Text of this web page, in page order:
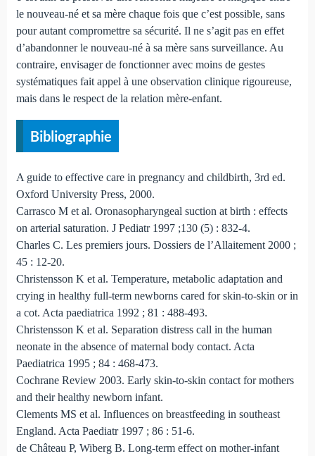
le nouveau-né et sa mère chaque fois que c’est possible, sans
pour autant compromettre sa sécurité. Il ne s’agit pas en effet
d’abandonner le nouveau-né à sa mère sans surveil­lance. Au
contraire, envisager de fonctionner avec moins de gestes
systématiques fait appel à une obser­vation clinique rigoureuse,
mais dans le respect de la relation mère-enfant.
Bibliographie
A guide to effective care in pregnancy and childbirth, 3rd ed.
Oxford University Press, 2000.
Carrasco M et al. Oronasopharyngeal suction at birth : effects
on arterial saturation. J Pediatr 1997 ;130 (5) : 832-4.
Charles C. Les premiers jours. Dossiers de l’Allaitement 2000 ;
45 : 12-20.
Christensson K et al. Temperature, metabolic adaptation and
crying in healthy full‑term newborns cared for skin‑to‑skin or in
a cot. Acta paediatrica 1992 ; 81 : 488-493.
Christensson K et al. Separation distress call in the human
neonate in the absence of maternal body contact. Acta
Paediatrica 1995 ; 84 : 468-473.
Cochrane Review 2003. Early skin-to-skin contact for mothers
and their healthy newborn infant.
Clements MS et al. Influences on breastfeeding in southeast
England. Acta Paediatr 1997 ; 86 : 51-6.
de Château P, Wiberg B. Long‑term effect on mother‑infant